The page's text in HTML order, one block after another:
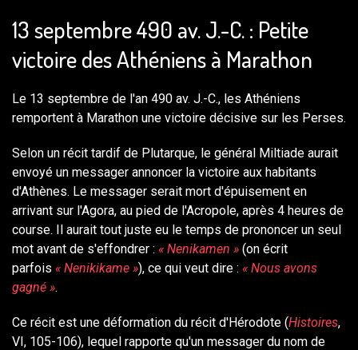
13 septembre 490 av. J.-C. : Petite
victoire des Athéniens à Marathon
Le 13 septembre de l'an 490 av. J.-C., les Athéniens
remportent à Marathon une victoire décisive sur les Perses.
Selon un récit tardif de Plutarque, le général Miltiade aurait
envoyé un messager annoncer la victoire aux habitants
d'Athènes. Le messager serait mort d'épuisement en
arrivant sur l'Agora, au pied de l'Acropole, après 4 heures de
course. Il aurait tout juste eu le temps de prononcer un seul
mot avant de s'effondrer : « Nenikamen » (on écrit
parfois « Nenikikame »), ce qui veut dire : « Nous avons
gagné ».
Ce récit est une déformation du récit d'Hérodote (Histoires,
VI, 105-106), lequel rapporte qu'un messager du nom de